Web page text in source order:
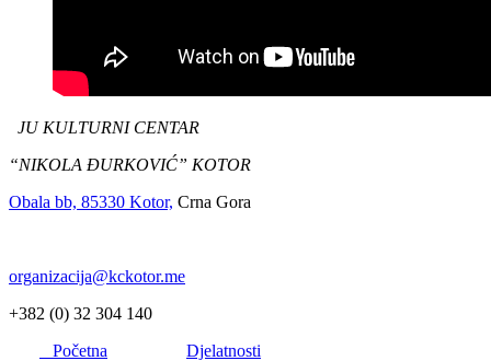
JU KULTURNI CENTAR
“NIKOLA ĐURKOVIĆ” KOTOR
Obala bb, 85330 Kotor, Crna Gora
organizacija@kckotor.me
+382 (0) 32 304 140
Početna
Djelatnosti